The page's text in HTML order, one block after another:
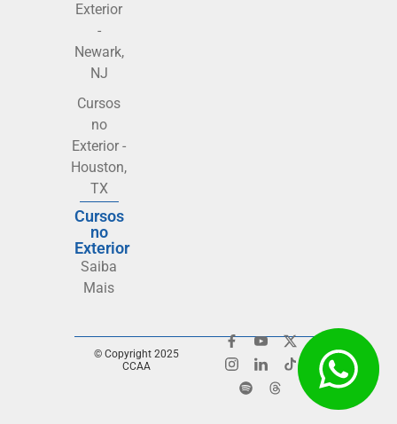
Exterior
-
Newark,
NJ
Cursos
no
Exterior -
Houston,
TX
Cursos
no
Exterior
Saiba
Mais
© Copyright 2025
CCAA